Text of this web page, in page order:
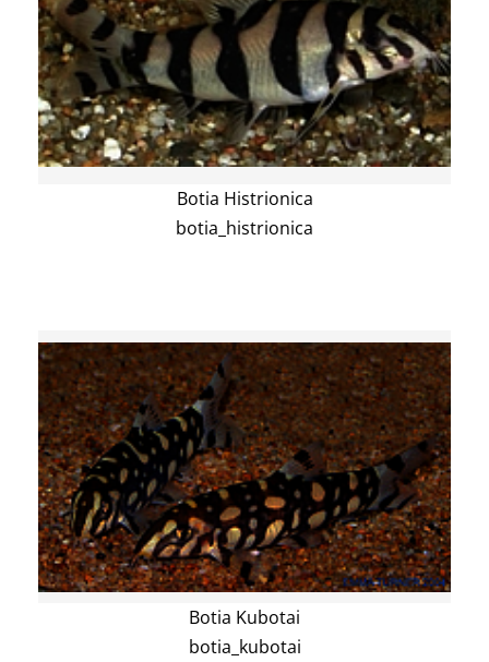
Botia Histrionica
botia_histrionica
Botia Kubotai
botia_kubotai